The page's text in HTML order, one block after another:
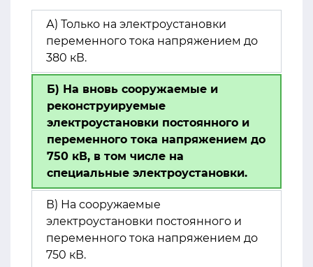
А) Только на электроустановки
переменного тока напряжением до
380 кВ.
Б) На вновь сооружаемые и
реконструируемые
электроустановки постоянного и
переменного тока напряжением до
750 кВ, в том числе на
специальные электроустановки.
В) На сооружаемые
электроустановки постоянного и
переменного тока напряжением до
750 кВ.